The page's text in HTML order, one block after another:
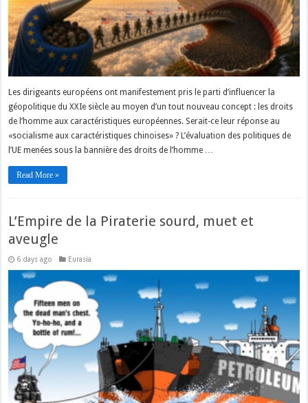
Les dirigeants européens ont manifestement pris le parti d’influencer la
géopolitique du XXIe siècle au moyen d’un tout nouveau concept : les droits
de l’homme aux caractéristiques européennes. Serait-ce leur réponse au
«socialisme aux caractéristiques chinoises» ? L’évaluation des politiques de
l’UE menées sous la bannière des droits de l’homme …
Read More »
L’Empire de la Piraterie sourd, muet et
aveugle
6 days ago Eurasia